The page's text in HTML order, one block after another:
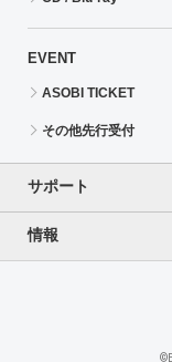
EVENT
ASOBI TICKET
その他先行受付
サポート
よくあるご質問（FAQ
情報
特定商取引法に基づ